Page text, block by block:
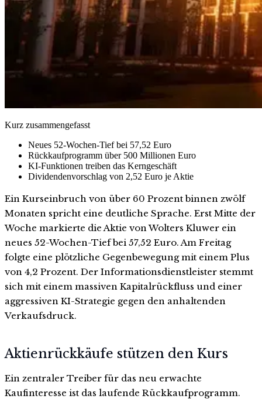
Kurz zusammengefasst
Neues 52-Wochen-Tief bei 57,52 Euro
Rückkaufprogramm über 500 Millionen Euro
KI-Funktionen treiben das Kerngeschäft
Dividendenvorschlag von 2,52 Euro je Aktie
Ein Kurseinbruch von über 60 Prozent binnen zwölf
Monaten spricht eine deutliche Sprache. Erst Mitte der
Woche markierte die Aktie von Wolters Kluwer ein
neues 52-Wochen-Tief bei 57,52 Euro. Am Freitag
folgte eine plötzliche Gegenbewegung mit einem Plus
von 4,2 Prozent. Der Informationsdienstleister stemmt
sich mit einem massiven Kapitalrückfluss und einer
aggressiven KI-Strategie gegen den anhaltenden
Verkaufsdruck.
Aktienrückkäufe stützen den Kurs
Ein zentraler Treiber für das neu erwachte
Kaufinteresse ist das laufende Rückkaufprogramm.